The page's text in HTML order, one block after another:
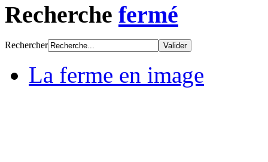
Recherche
Rechercher
La ferme en image